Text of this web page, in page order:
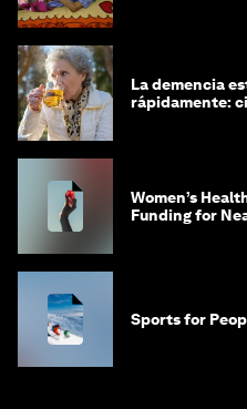
La demencia
rápidamente:
Women’s
Funding for
Sports for